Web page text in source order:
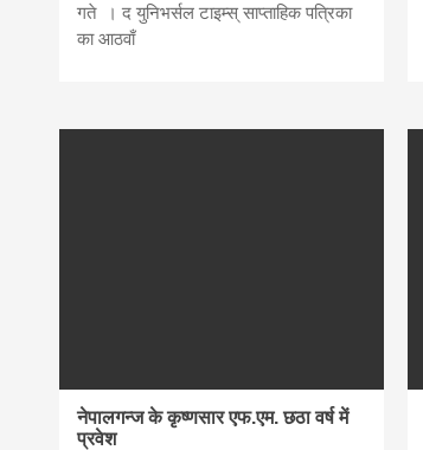
गते । द युनिभर्सल टाइम्स् साप्ताहिक पत्रिका
का आठवाँ
नेपालगन्ज के कृष्णसार एफ.एम. छठा वर्ष में
प्रवेश